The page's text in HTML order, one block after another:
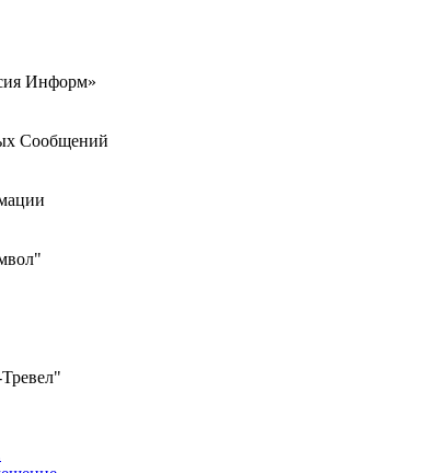
Информ»
Сообщений